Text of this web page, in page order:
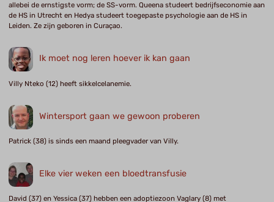
allebei de ernstigste vorm; de SS-vorm. Queena studeert bedrijfseconomie aan
de HS in Utrecht en Hedya studeert toegepaste psychologie aan de HS in
Leiden. Ze zijn geboren in Curaçao.
Ik moet nog leren hoever ik kan gaan
Villy Nteko (12) heeft sikkelcelanemie.
Wintersport gaan we gewoon proberen
Patrick (38) is sinds een maand pleegvader van Villy.
Elke vier weken een bloedtransfusie
David (37) en Yessica (37) hebben een adoptiezoon Vaglary (8) met